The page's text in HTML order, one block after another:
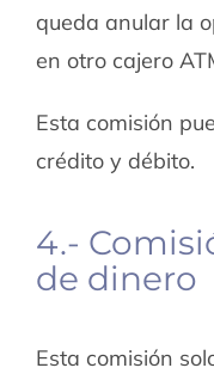
queda anular la
en otro cajero
Esta comisión
crédito y débito.
4.-
de dinero
Esta comisión